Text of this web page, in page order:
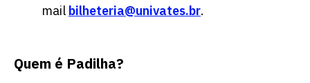
mail bilheteria@univates.br.
Quem é Padilha?